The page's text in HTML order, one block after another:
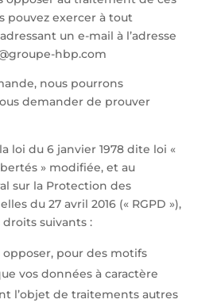
pouvez exercer à tout
un e-mail à l’adresse
hbp.com
nous pourrons
demander de prouver
loi du 6 janvier 1978 dite loi «
» modifiée, et au
sur la Protection des
du 27 avril 2016 (« RGPD »),
suivants :
pour des motifs
vos données à caractère
l’objet de traitements autres